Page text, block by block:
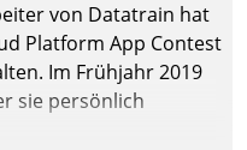
von Datatrain hat
Platform App Contest
Im Frühjahr 2019
sie persönlich